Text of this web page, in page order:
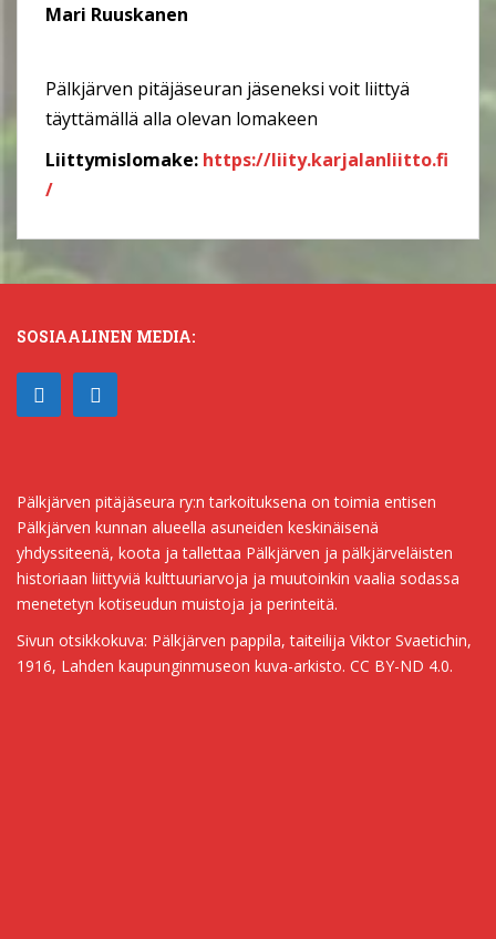
Mari Ruuskanen
Pälkjärven pitäjäseuran jäseneksi voit liittyä
täyttämällä alla olevan lomakeen
Liittymislomake: https://liity.karjalanliitto.fi
/
SOSIAALINEN MEDIA:
Pälkjärven pitäjäseura ry:n tarkoituksena on toimia entisen
Pälkjärven kunnan alueella asuneiden keskinäisenä
yhdyssiteenä, koota ja tallettaa Pälkjärven ja pälkjärveläisten
historiaan liittyviä kulttuuriarvoja ja muutoinkin vaalia sodassa
menetetyn kotiseudun muistoja ja perinteitä.
Sivun otsikkokuva: Pälkjärven pappila, taiteilija Viktor Svaetichin,
1916, Lahden kaupunginmuseon kuva-arkisto. CC BY-ND 4.0.